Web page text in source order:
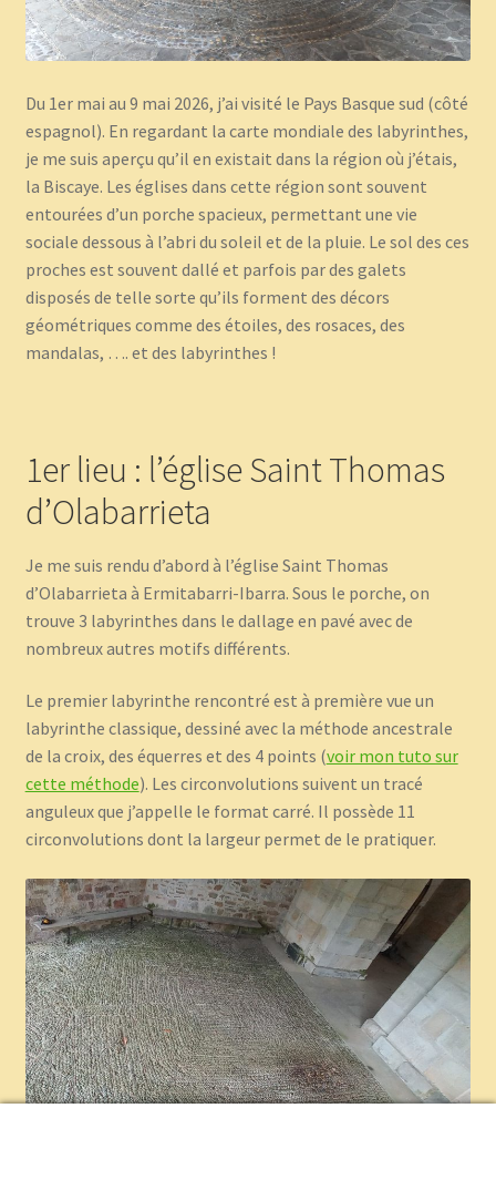
Du 1er mai au 9 mai 2026, j’ai visité le Pays Basque sud (côté
espagnol). En regardant la carte mondiale des labyrinthes,
je me suis aperçu qu’il en existait dans la région où j’étais,
la Biscaye. Les églises dans cette région sont souvent
entourées d’un porche spacieux, permettant une vie
sociale dessous à l’abri du soleil et de la pluie. Le sol des ces
proches est souvent dallé et parfois par des galets
disposés de telle sorte qu’ils forment des décors
géométriques comme des étoiles, des rosaces, des
mandalas, …. et des labyrinthes !
1er lieu : l’église Saint Thomas
d’Olabarrieta
Je me suis rendu d’abord à l’église Saint Thomas
d’Olabarrieta à Ermitabarri-Ibarra. Sous le porche, on
trouve 3 labyrinthes dans le dallage en pavé avec de
nombreux autres motifs différents.
Le premier labyrinthe rencontré est à première vue un
labyrinthe classique, dessiné avec la méthode ancestrale
de la croix, des équerres et des 4 points (voir mon tuto sur
cette méthode). Les circonvolutions suivent un tracé
anguleux que j’appelle le format carré. Il possède 11
circonvolutions dont la largeur permet de le pratiquer.